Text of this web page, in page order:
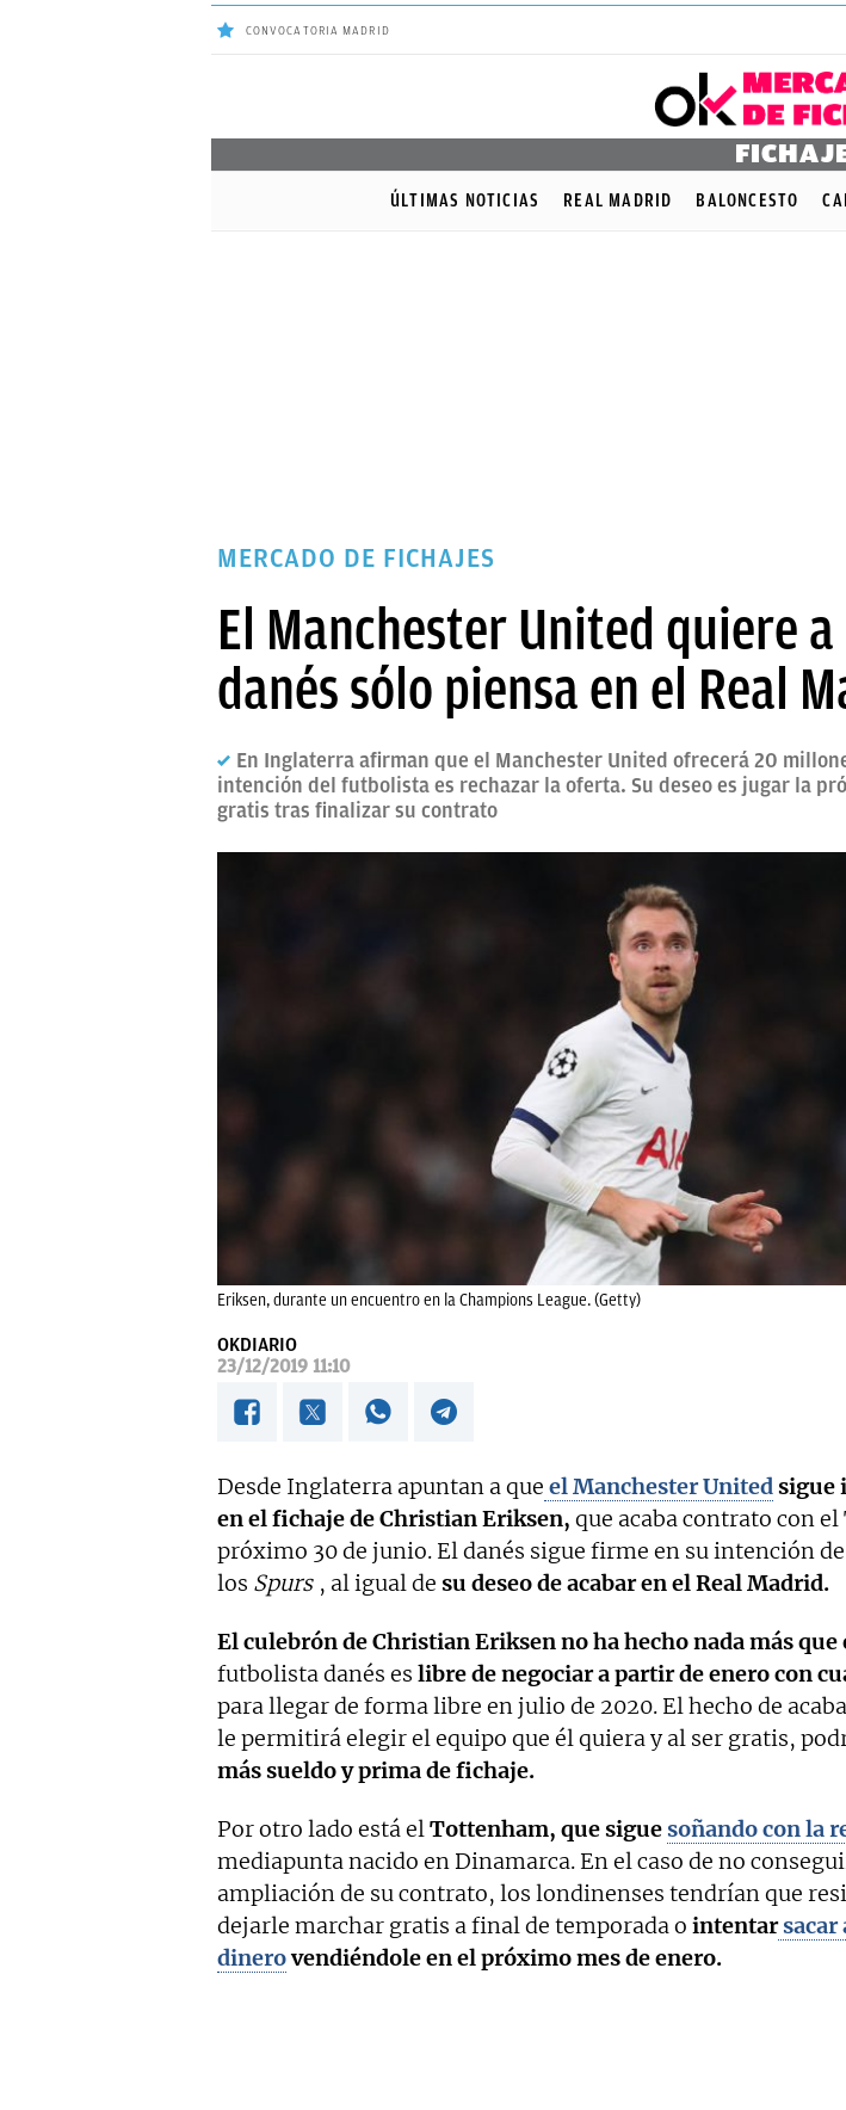
CONVOCATORIA MADRID
PAPARAZZI
ÚLTIMAS NOTICIAS REAL MADRID BALONCESTO
MERCADO DE FICHAJES
El Manchester United quiere
danés sólo piensa en el Real
En Inglaterra afirman que el Manchester United ofrecerá 20
intención del futbolista es rechazar la oferta. Su deseo es jugar la
gratis tras finalizar su contrato
Eriksen, durante un encuentro en la Champions League. (Getty)
OKDIARIO
23/12/2019 11:10
Desde Inglaterra apuntan a que el Manchester Unitedsigue
en el fichaje de Christian Eriksen, que acaba contrato con
próximo 30 de junio. El danés sigue firme en su intención
los Spurs , al igual de su deseo de acabar en el Real Madrid.
El culebrón de Christian Eriksen no ha hecho nada más que
futbolista danés es libre de negociar a partir de enero con
para llegar de forma libre en julio de 2020. El hecho de
le permitirá elegir el equipo que él quiera y al ser gratis,
más sueldo y prima de fichaje.
Por otro lado está elTottenham, que sigue soñando con la
mediapunta nacido en Dinamarca. En el caso de no
ampliación de su contrato, los londinenses tendrían que
dejarle marchar gratis a final de temporada o intentarsacar
dinerovendiéndole en el próximo mes de enero.